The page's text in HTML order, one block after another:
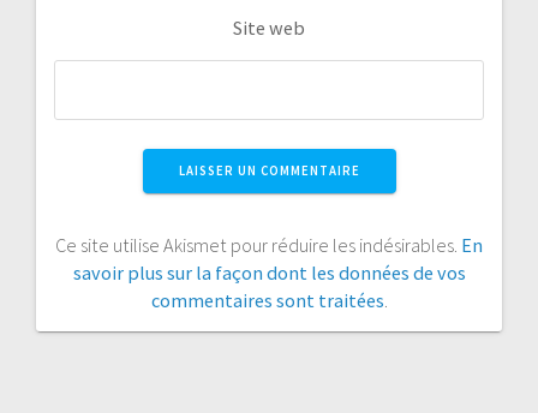
Site web
Ce site utilise Akismet pour réduire les indésirables. En
savoir plus sur la façon dont les données de vos
commentaires sont traitées